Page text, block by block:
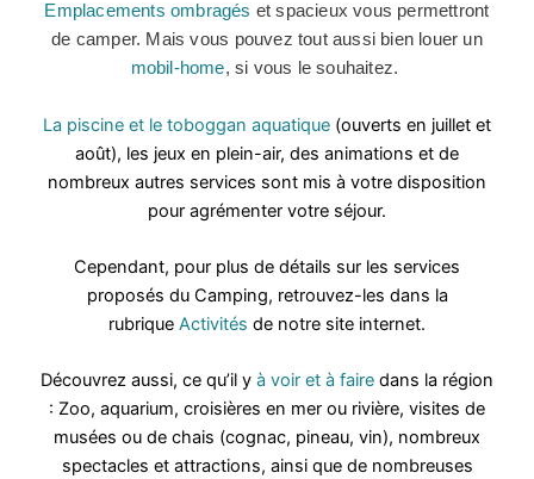
Emplacements ombragés et spacieux vous permettront
de camper. Mais vous pouvez tout aussi bien louer un
mobil-home, si vous le souhaitez.
La piscine et le toboggan aquatique (ouverts en juillet et
août), les jeux en plein-air, des animations et de
nombreux autres services sont mis à votre disposition
pour agrémenter votre séjour.
Cependant, pour plus de détails sur les services
proposés du Camping, retrouvez-les dans la
rubrique Activités de notre site internet.
Découvrez aussi, ce qu’il y à voir et à faire dans la région
: Zoo, aquarium, croisières en mer ou rivière, visites de
musées ou de chais (cognac, pineau, vin), nombreux
spectacles et attractions, ainsi que de nombreuses